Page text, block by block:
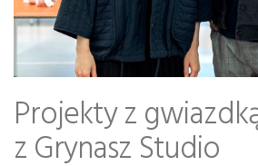
Projekty z
z Grynasz Studio